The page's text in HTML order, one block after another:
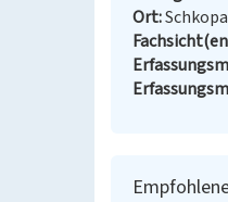
Ort